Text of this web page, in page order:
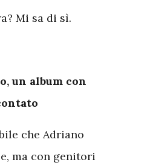
Mi sa di sì.
un album con
che Adriano
ma con genitori